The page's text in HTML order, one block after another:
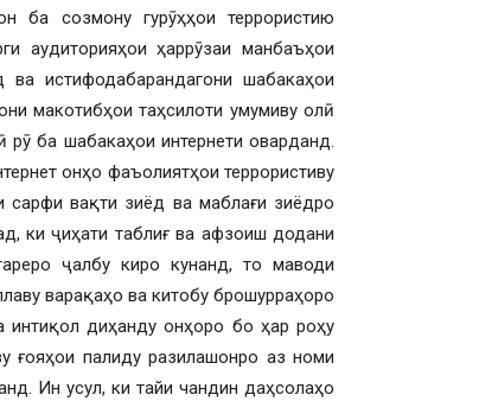
ба созмону гурӯҳҳои террористию
аудиторияҳои ҳаррӯзаи манбаъҳои
истифодабарандагони шабакаҳои
макотибҳои таҳсилоти умумиву олӣ
рӯ ба шабакаҳои интернети оварданд.
онҳо фаъолиятҳои террористиву
вақти зиёд ва маблағи зиёдро
ки ҷиҳати таблиғ ва афзоиш додани
ҷалбу киро кунанд, то маводи
варақаҳо ва китобу брошурраҳоро
интиқол диҳанду онҳоро бо ҳар роҳу
ғояҳои палиду разилашонро аз номи
Ин усул, ки тайи чандин даҳсолаҳо